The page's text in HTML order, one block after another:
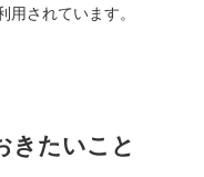
用されています。
きたいこと